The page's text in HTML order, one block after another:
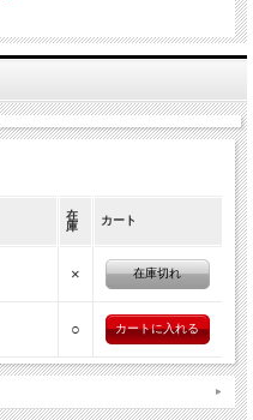
日以内にお支払いください。
、申込みキャンセルとさせていただ
在
庫
カート
× 在庫切れ
○